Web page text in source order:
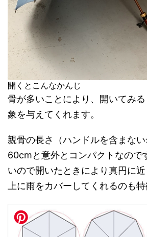
開くとこんなかんじ
骨が多いことにより、開いてみ
象を与えてくれます。
親骨の長さ（ハンドルを含まな
60cmと意外とコンパクトなので
いので開いたときにより真円に
上に雨をカバーしてくれるのも特